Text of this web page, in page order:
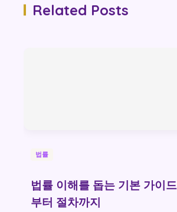
Related Posts
법률
법률 이해를 돕는 기본 가이
부터 절차까지